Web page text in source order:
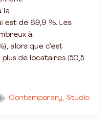
la
est de 69,9 %. Les
à
alors que c’est
plus de locataires (50,5
Contemporary, Studio